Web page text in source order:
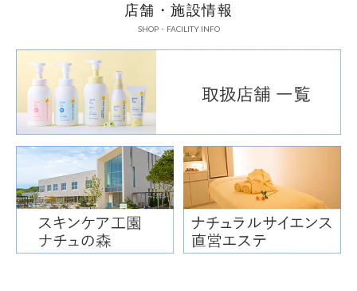
店舗・施設情報
SHOP・FACILITY INFO